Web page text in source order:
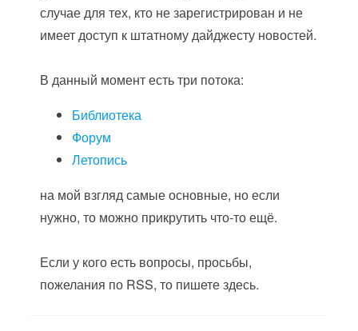
случае для тех, кто не зарегистрирован и не
имеет доступ к штатному дайджесту новостей.
В данный момент есть три потока:
Библиотека
Форум
Летопись
на мой взгляд самые основные, но если
нужно, то можно прикрутить что-то ещё.
Если у кого есть вопросы, просьбы,
пожелания по RSS, то пишете здесь.